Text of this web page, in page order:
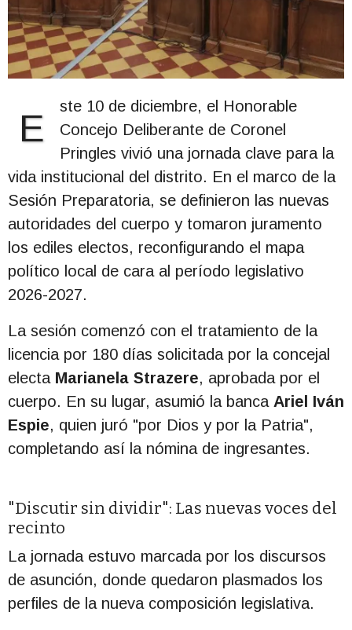
E
ste 10 de diciembre, el Honorable
Concejo Deliberante de Coronel
Pringles vivió una jornada clave para la
vida institucional del distrito. En el marco de la
Sesión Preparatoria, se definieron las nuevas
autoridades del cuerpo y tomaron juramento
los ediles electos, reconfigurando el mapa
político local de cara al período legislativo
2026-2027.
La sesión comenzó con el tratamiento de la
licencia por 180 días solicitada por la concejal
electa Marianela Strazere, aprobada por el
cuerpo. En su lugar, asumió la banca Ariel Iván
Espie, quien juró "por Dios y por la Patria",
completando así la nómina de ingresantes.
"Discutir sin dividir": Las nuevas voces del
recinto
La jornada estuvo marcada por los discursos
de asunción, donde quedaron plasmados los
perfiles de la nueva composición legislativa.